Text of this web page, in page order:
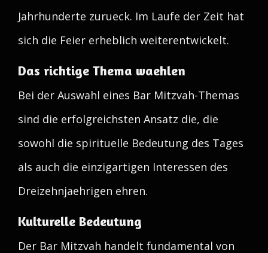
Jahrhunderte zurueck. Im Laufe der Zeit hat
sich die Feier erheblich weiterentwickelt.
Das richtige Thema waehlen
Bei der Auswahl eines Bar Mitzvah-Themas
sind die erfolgreichsten Ansatz die, die
sowohl die spirituelle Bedeutung des Tages
als auch die einzigartigen Interessen des
Dreizehnjaehrigen ehren.
Kulturelle Bedeutung
Der Bar Mitzvah handelt fundamental von